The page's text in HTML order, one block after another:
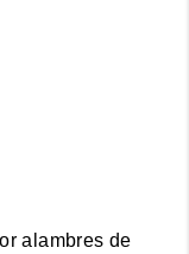
alambres de